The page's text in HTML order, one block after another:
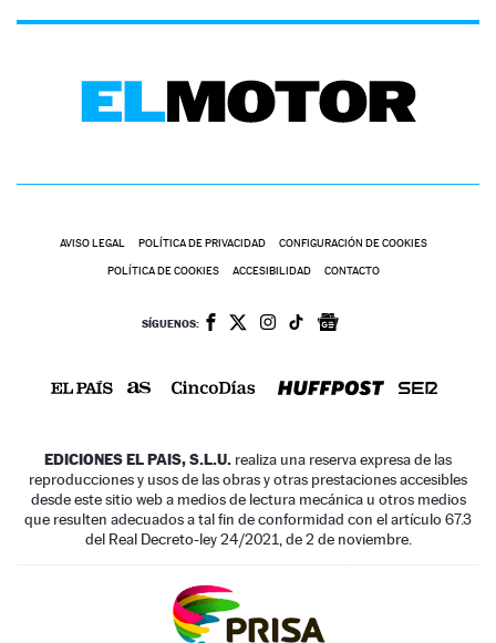
AVISO LEGAL POLÍTICA DE PRIVACIDAD CONFIGURACIÓN DE COOKIES
POLÍTICA DE COOKIES ACCESIBILIDAD CONTACTO
SÍGUENOS:
EDICIONES EL PAIS, S.L.U. realiza una reserva expresa de las
reproducciones y usos de las obras y otras prestaciones accesibles
desde este sitio web a medios de lectura mecánica u otros medios
que resulten adecuados a tal fin de conformidad con el artículo 67.3
del Real Decreto-ley 24/2021, de 2 de noviembre.